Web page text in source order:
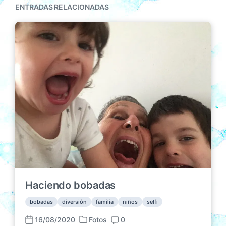
ENTRADAS RELACIONADAS
Haciendo bobadas
bobadas diversión familia niños selfi
16/08/2020
P
Fotos 0